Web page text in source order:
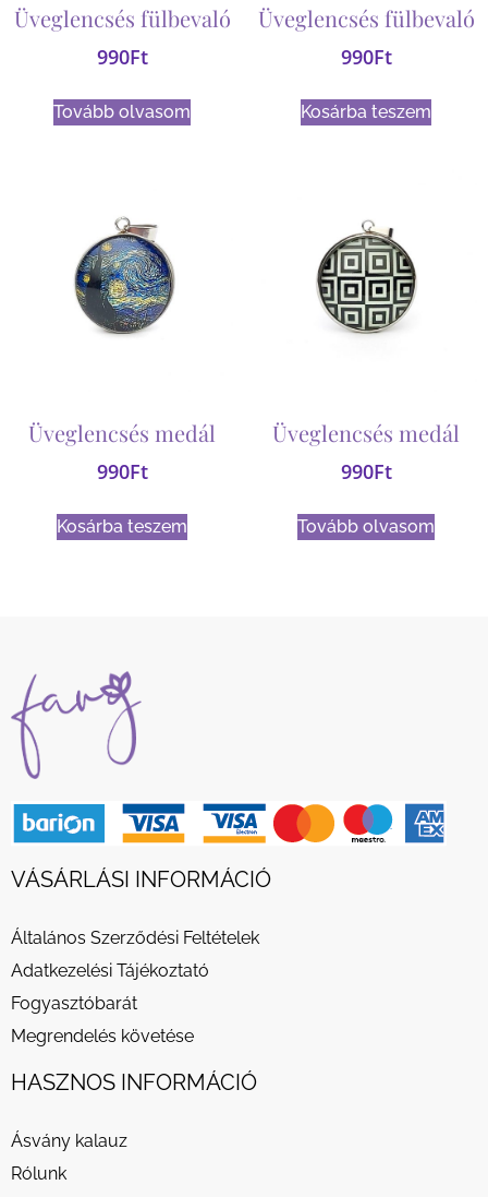
Üveglencsés fülbevaló
990Ft
Tovább olvasom
Üveglencsés fülbevaló
990Ft
Kosárba teszem
Üveglencsés medál
990Ft
Kosárba teszem
Üveglencsés medál
990Ft
Tovább olvasom
VÁSÁRLÁSI INFORMÁCIÓ
Általános Szerződési Feltételek
Adatkezelési Tájékoztató
Fogyasztóbarát
Megrendelés követése
HASZNOS INFORMÁCIÓ
Ásvány kalauz
Rólunk